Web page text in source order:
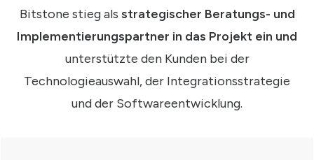
Bitstone stieg als strategischer Beratungs- und
Implementierungspartner in das Projekt ein und
unterstützte den Kunden bei der
Technologieauswahl, der Integrationsstrategie
und der Softwareentwicklung.